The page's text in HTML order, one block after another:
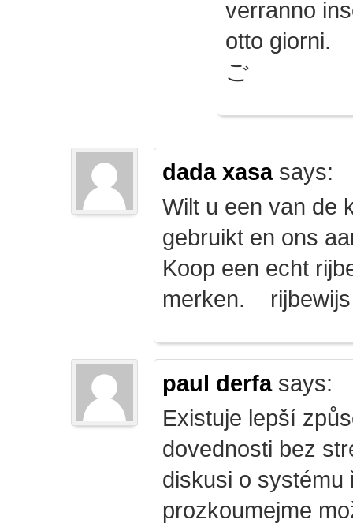
verranno
otto giorni.
ご
dada xasasays:
Wilt u een van de
gebruikt en ons
Koop een echt
merken.
paul derfasays:
Existuje lepší
dovednosti bez
diskusi o
prozkoumejme